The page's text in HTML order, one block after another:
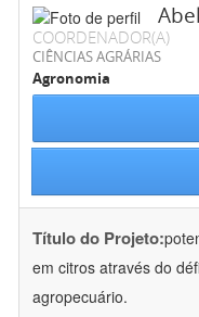
COORDENADOR(A)
CIÊNCIAS AGRÁRIAS
Agronomia
Título do Projeto:
em citros através do
agropecuário.